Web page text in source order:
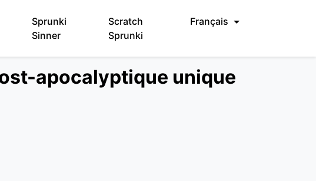
Sprunki
Sinner
Scratch
Sprunki
Français
apocalyptique unique